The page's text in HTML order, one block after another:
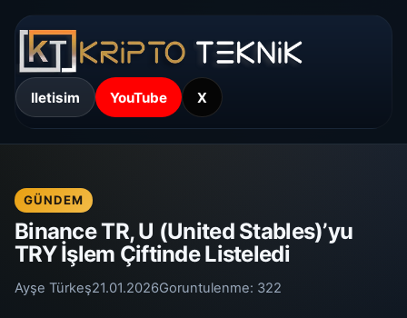
Iletisim YouTube X
GÜNDEM
Binance TR, U (United Stables)’yu
TRY İşlem Çiftinde Listeledi
Ayşe Türkeş21.01.2026Goruntulenme: 322